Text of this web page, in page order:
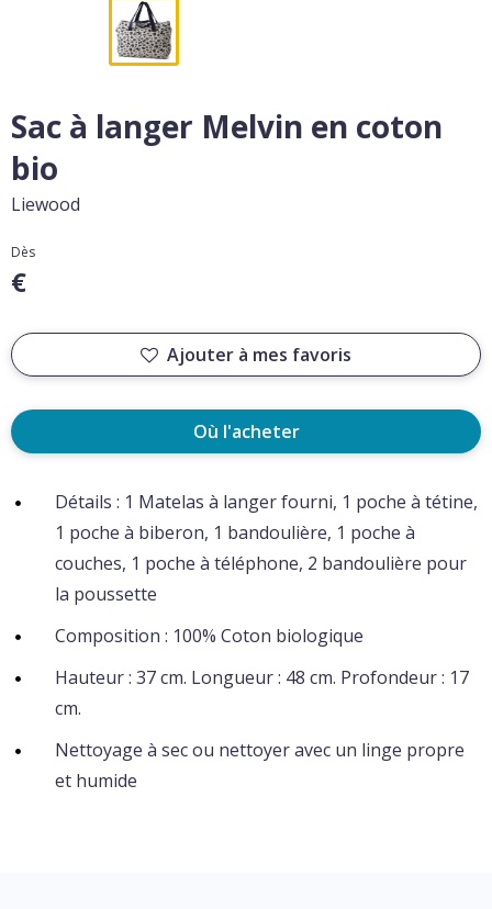
Sac à langer Melvin en coton
bio
Liewood
Dès
€
Ajouter à mes favoris
Où l'acheter
Détails : 1 Matelas à langer fourni, 1 poche à tétine,
1 poche à biberon, 1 bandoulière, 1 poche à
couches, 1 poche à téléphone, 2 bandoulière pour
la poussette
Composition : 100% Coton biologique
Hauteur : 37 cm. Longueur : 48 cm. Profondeur : 17
cm.
Nettoyage à sec ou nettoyer avec un linge propre
et humide